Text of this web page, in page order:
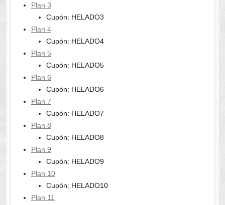
Plan 3
Cupón: HELADO3
Plan 4
Cupón: HELADO4
Plan 5
Cupón: HELADO5
Plan 6
Cupón: HELADO6
Plan 7
Cupón: HELADO7
Plan 8
Cupón: HELADO8
Plan 9
Cupón: HELADO9
Plan 10
Cupón: HELADO10
Plan 11